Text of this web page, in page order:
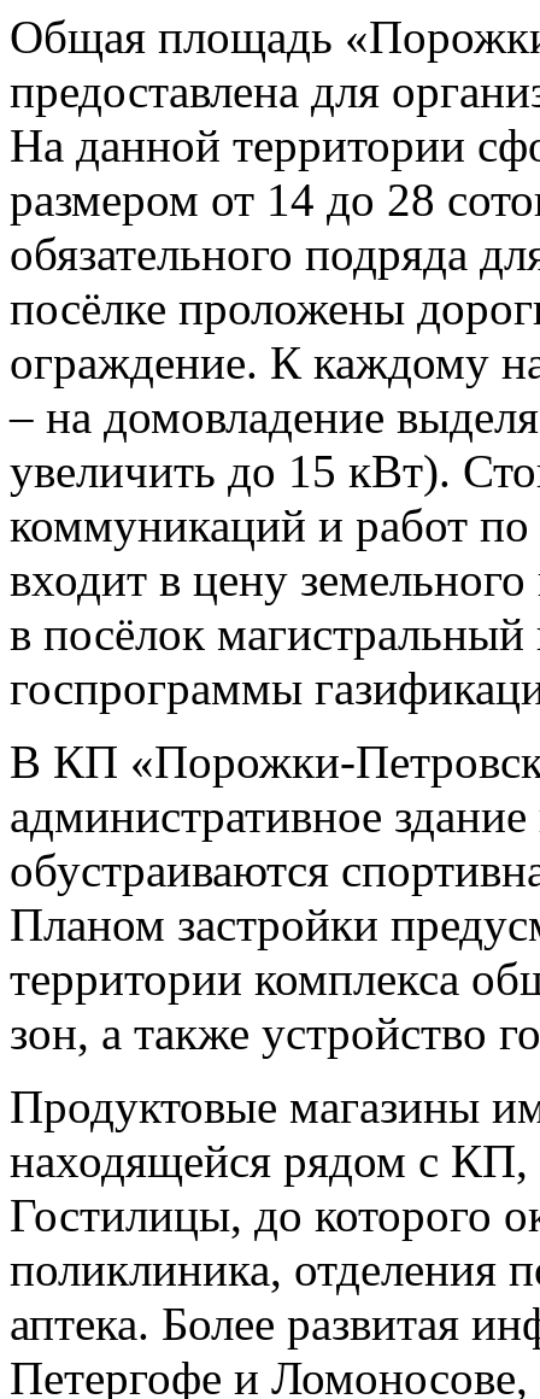
Общая площадь
предоставлена для
На данной территории
размером от 14 до 28
обязательного подряда
посёлке проложены
ограждение. К каждому
– на домовладение
увеличить до 15 кВт).
коммуникаций и работ по
входит в цену
в посёлок
госпрограммы
В КП «Порожки-
административное
обустраиваются
Планом застройки
территории комплекса
зон, а также устройство
Продуктовые магазины
находящейся рядом с КП,
Гостилицы, до которого
поликлиника, отделения
аптека. Более развитая
Петергофе и